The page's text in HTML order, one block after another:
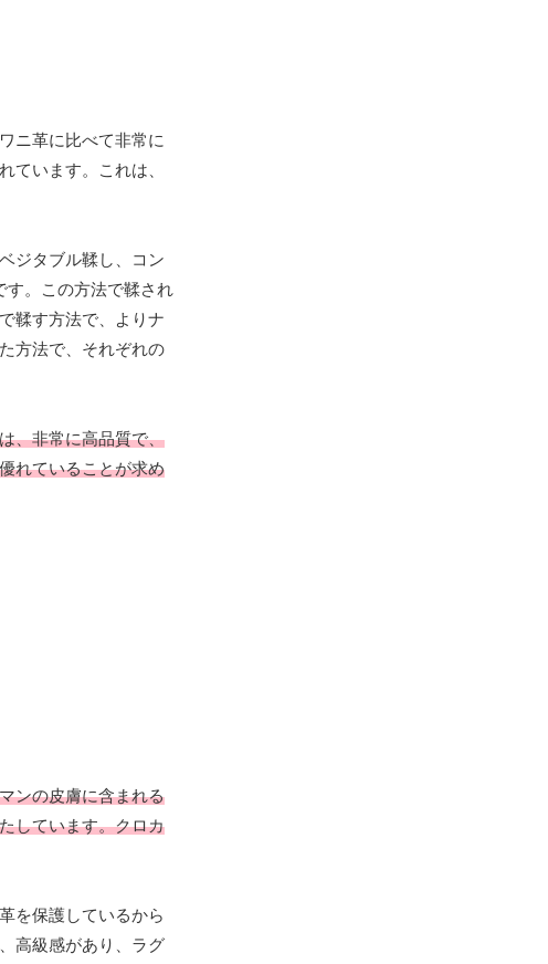
ニ革に比べて非常に
ています。これは、
ジタブル鞣し、コン
す。この方法で鞣され
鞣す方法で、よりナ
方法で、それぞれの
、非常に高品質で、
れていることが求め
ンの皮膚に含まれる
しています。クロカ
を保護しているから
高級感があり、ラグ